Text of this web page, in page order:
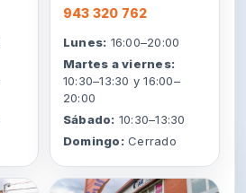
943 320 762
Lunes: 16:00–20:00
Martes a viernes:
10:30–13:30 y 16:00–
20:00
Sábado: 10:30–13:30
Domingo:Cerrado